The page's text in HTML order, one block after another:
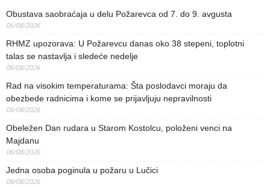
Obustava saobraćaja u delu Požarevca od 7. do 9. avgusta
06/08/2026
RHMZ upozorava: U Požarevcu danas oko 38 stepeni, toplotni
talas se nastavlja i sledeće nedelje
06/08/2026
Rad na visokim temperaturama: Šta poslodavci moraju da
obezbede radnicima i kome se prijavljuju nepravilnosti
06/08/2026
Obeležen Dan rudara u Starom Kostolcu, položeni venci na
Majdanu
06/08/2026
Jedna osoba poginula u požaru u Lučici
06/08/2026